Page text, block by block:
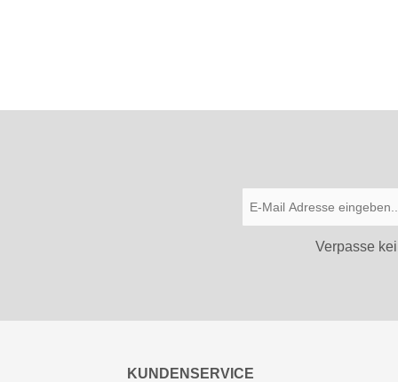
Verpasse
KUNDENSERVICE